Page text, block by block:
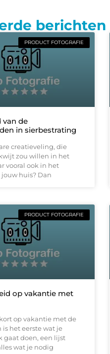
berichten
PRODUCT FOTOGRAFIE
van de
in sierbestrating
creatieveling, die
zou willen in het
vooral ook in het
huis? Dan
PRODUCT FOTOGRAFIE
op vakantie met
op vakantie met de
is het eerste wat je
gaat doen, een lijst
wat je nodig